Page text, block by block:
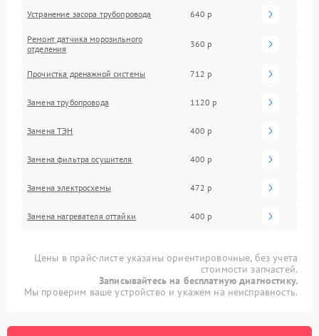
Устранение засора трубопровода 640 р
Ремонт датчика морозильного
отделения
360 р
Прочистка дренажной системы 712 р
Замена трубопровода 1120 р
Замена ТЭН 400 р
Замена фильтра осушителя 400 р
Замена электросхемы 472 р
Замена нагревателя оттайки 400 р
Цены в прайс-листе указаны ориентировочные, без учета
стоимости запчастей.
Записывайтесь на бесплатную диагностику.
Мы проверим ваше устройство и укажем на неисправность.